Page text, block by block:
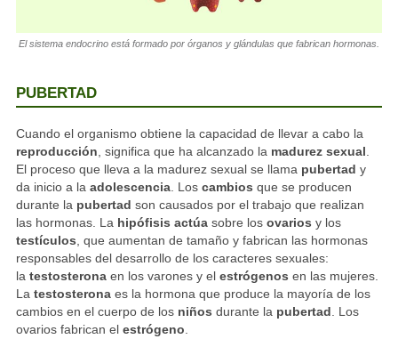
El sistema endocrino está formado por órganos y glándulas que fabrican hormonas.
PUBERTAD
Cuando el organismo obtiene la capacidad de llevar a cabo la
reproducción , significa que ha alcanzado la madurez sexual
El proceso que lleva a la madurez sexual se llama pubertad y
da inicio a la adolescencia. Los cambios que se producen
durante la pubertad son causados por el trabajo que realizan
las hormonas. La hipófisis actúasobre los ovarios y los
testículos , que aumentan de tamaño y fabrican las hormonas
responsables del desarrollo de los caracteres sexuales:
la testosteronaen los varones y el estrógenos en las mujeres.
La testosteronaes la hormona que produce la mayoría de los
cambios en el cuerpo de los niños durante la pubertad . Los
ovarios fabrican el estrógeno